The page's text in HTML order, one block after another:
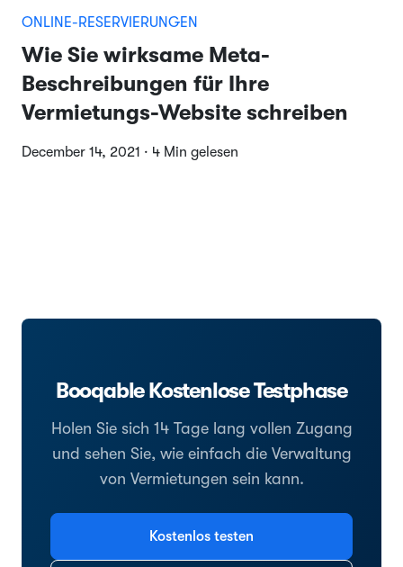
ONLINE-RESERVIERUNGEN
Wie Sie wirksame Meta-
Beschreibungen für Ihre
Vermietungs-Website schreiben
December 14, 2021 · 4 Min gelesen
Booqable Kostenlose Testphase
Holen Sie sich 14 Tage lang vollen Zugang
und sehen Sie, wie einfach die Verwaltung
von Vermietungen sein kann.
Kostenlos testen